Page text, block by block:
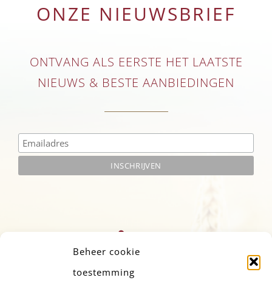
Beheer cookie
toestemming
ONZE NIEUWSBRIEF
ONTVANG ALS EERSTE HET LAATSTE
NIEUWS & BESTE AANBIEDINGEN